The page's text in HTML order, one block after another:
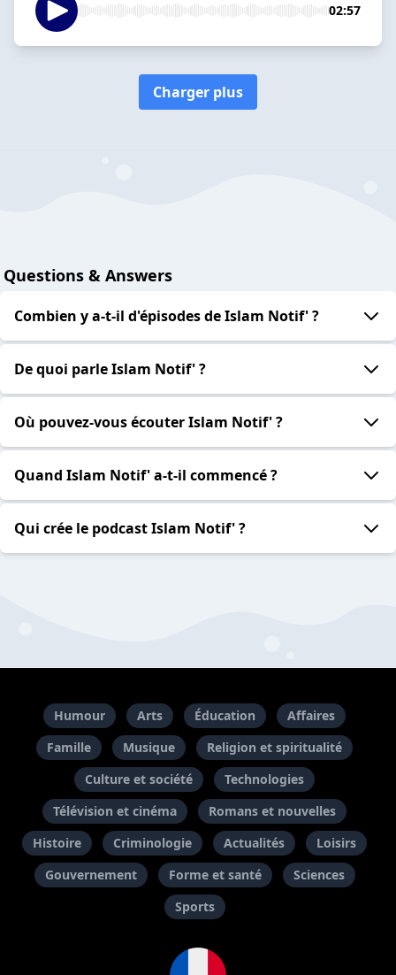
02:57
Charger plus
Questions & Answers
Combien y a-t-il d'épisodes de Islam Notif' ?
De quoi parle Islam Notif' ?
Où pouvez-vous écouter Islam Notif' ?
Quand Islam Notif' a-t-il commencé ?
Qui crée le podcast Islam Notif' ?
Humour Arts Éducation
Affaires
Famille
Musique
Religion et spiritualité
Culture et société
Technologies
Télévision et cinéma
Romans et nouvelles
Histoire
Criminologie Actualités
Loisirs
Gouvernement
Forme et santé
Sciences
Sports